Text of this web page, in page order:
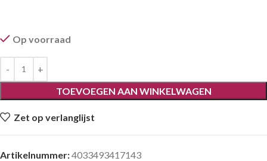
Op voorraad
TOEVOEGEN AAN WINKELWAGEN
Zet op verlanglijst
Artikelnummer:4033493417143